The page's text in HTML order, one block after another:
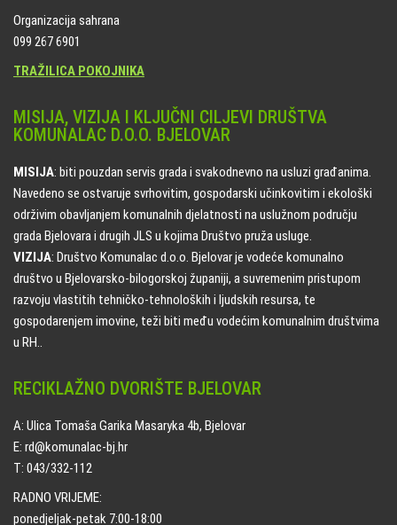
Organizacija sahrana
099 267 6901
TRAŽILICA POKOJNIKA
MISIJA, VIZIJA I KLJUČNI CILJEVI DRUŠTVA
KOMUNALAC D.O.O. BJELOVAR
MISIJA: biti pouzdan servis grada i svakodnevno na usluzi građanima.
Navedeno se ostvaruje svrhovitim, gospodarski učinkovitim i ekološki
održivim obavljanjem komunalnih djelatnosti na uslužnom području
grada Bjelovara i drugih JLS u kojima Društvo pruža usluge.
VIZIJA: Društvo Komunalac d.o.o. Bjelovar je vodeće komunalno
društvo u Bjelovarsko-bilogorskoj županiji, a suvremenim pristupom
razvoju vlastitih tehničko-tehnoloških i ljudskih resursa, te
gospodarenjem imovine, teži biti među vodećim komunalnim društvima
u RH..
RECIKLAŽNO DVORIŠTE BJELOVAR
A: Ulica Tomaša Garika Masaryka 4b, Bjelovar
E: rd@komunalac-bj.hr
T: 043/332-112
RADNO VRIJEME:
ponedjeljak-petak 7:00-18:00